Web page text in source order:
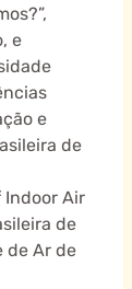
e
e
de
Air
de
de Ar de